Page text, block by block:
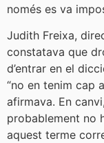
només es va
Judith Freixa,
constatava que
d’entrar en el
“no en tenim cap
afirmava. En
probablement no
aquest terme